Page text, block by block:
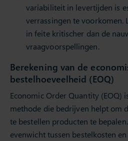
variabiliteit in levertijden is
verrassingen te voorkomen.
in feite kritischer dan de
vraagvoorspellingen.
Berekening van de
bestelhoeveelheid (EOQ)
Economic Order Quantity (EOQ)
methode die bedrijven helpt om
te bestellen producten te
evenwicht tussen bestelkosten